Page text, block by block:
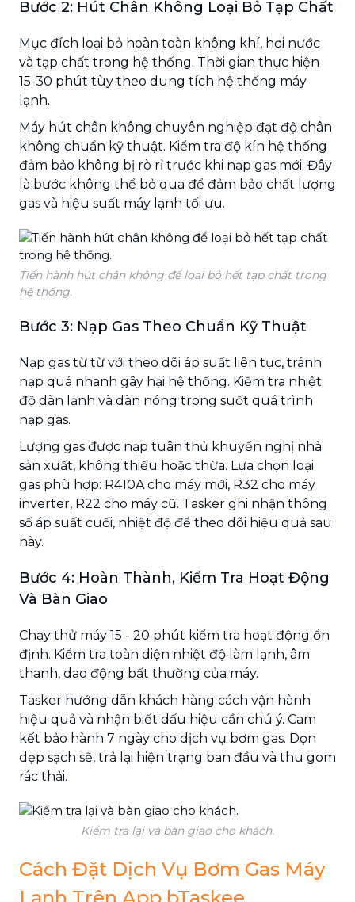
Bước 2: Hút Chân Không Loại Bỏ Tạp Chất
Mục đích loại bỏ hoàn toàn không khí, hơi nước
và tạp chất trong hệ thống. Thời gian thực hiện
15-30 phút tùy theo dung tích hệ thống máy
lạnh.
Máy hút chân không chuyên nghiệp đạt độ chân
không chuẩn kỹ thuật. Kiểm tra độ kín hệ thống
đảm bảo không bị rò rỉ trước khi nạp gas mới. Đây
là bước không thể bỏ qua để đảm bảo chất lượng
gas và hiệu suất máy lạnh tối ưu.
Tiến hành hút chân không để loại bỏ hết tạp chất trong
hệ thống.
Bước 3: Nạp Gas Theo Chuẩn Kỹ Thuật
Nạp gas từ từ với theo dõi áp suất liên tục, tránh
nạp quá nhanh gây hại hệ thống. Kiểm tra nhiệt
độ dàn lạnh và dàn nóng trong suốt quá trình
nạp gas.
Lượng gas được nạp tuân thủ khuyến nghị nhà
sản xuất, không thiếu hoặc thừa. Lựa chọn loại
gas phù hợp: R410A cho máy mới, R32 cho máy
inverter, R22 cho máy cũ. Tasker ghi nhận thông
số áp suất cuối, nhiệt độ để theo dõi hiệu quả sau
này.
Bước 4: Hoàn Thành, Kiểm Tra Hoạt Động
Và Bàn Giao
Chạy thử máy 15 - 20 phút kiểm tra hoạt động ổn
định. Kiểm tra toàn diện nhiệt độ làm lạnh, âm
thanh, dao động bất thường của máy.
Tasker hướng dẫn khách hàng cách vận hành
hiệu quả và nhận biết dấu hiệu cần chú ý. Cam
kết bảo hành 7 ngày cho dịch vụ bơm gas. Dọn
dẹp sạch sẽ, trả lại hiện trạng ban đầu và thu gom
rác thải.
Kiểm tra lại và bàn giao cho khách.
Cách Đặt Dịch Vụ Bơm Gas Máy
Lạnh Trên App bTaskee